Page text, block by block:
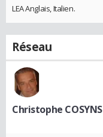
LEA Anglais, Italien.
Réseau
Christophe COSYNS